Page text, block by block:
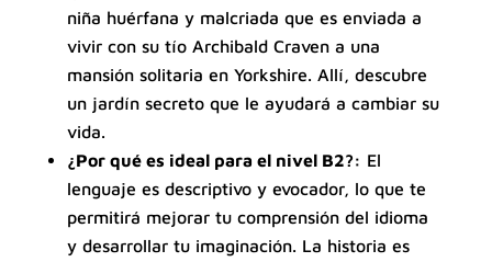
niña huérfana y malcriada que es enviada a
vivir con su tío Archibald Craven a una
mansión solitaria en Yorkshire. Allí, descubre
un jardín secreto que le ayudará a cambiar su
vida.
¿Por qué es ideal para el nivel B2?: El
lenguaje es descriptivo y evocador, lo que te
permitirá mejorar tu comprensión del idioma
y desarrollar tu imaginación. La historia es